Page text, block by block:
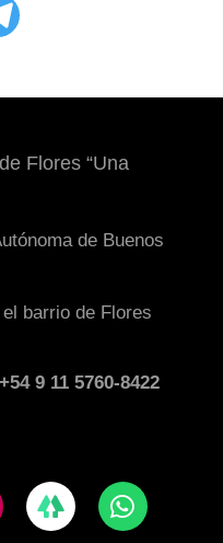
Flores “Una
de Buenos
barrio de Flores
9 11 5760-8422
W
h